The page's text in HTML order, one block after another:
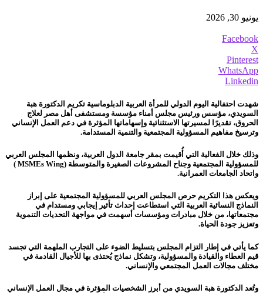
يونيو 30, 2026
Facebook
X
Pinterest
WhatsApp
Linkedin
شهدت احتفالية اليوم الدولي للمرأة العربية الدبلوماسية تكريم الدكتورة هبة
السويدي، مؤسس ورئيس مجلس أمناء مؤسسة ومستشفى أهل مصر لعلاج
الحروق، تقديرًا لمسيرتها الاستثنائية وإسهاماتها المؤثرة في دعم العمل الإنساني
وترسيخ مفاهيم المسؤولية المجتمعية والتنمية المستدامة.
وذلك خلال الفعالية التي أُقيمت بمقر جامعة الدول العربية، ونظمها المجلس العربي
للمسؤولية المجتمعية وجناح المشروعات الصغيرة والمتوسطة (MSMEs Wing )
واتحاد الجامعات العمرانية.
ويعكس هذا التكريم حرص المجلس العربي للمسؤولية المجتمعية على إبراز
النماذج النسائية العربية التي استطاعت إحداث تأثير إيجابي ومستدام في
مجتمعاتها، من خلال مبادرات ومؤسسات أسهمت في مواجهة التحديات التنموية
وتعزيز جودة الحياة.
كما يأتي في إطار التزام المجلس بتسليط الضوء على التجارب الملهمة التي تجسد
قيم العطاء والقيادة والمسؤولية، وتشكل نماذج يُحتذى بها للأجيال القادمة في
مختلف مجالات العمل المجتمعي والإنساني.
وتُعد الدكتورة هبة السويدي من أبرز الشخصيات المؤثرة في مجال العمل الإنساني